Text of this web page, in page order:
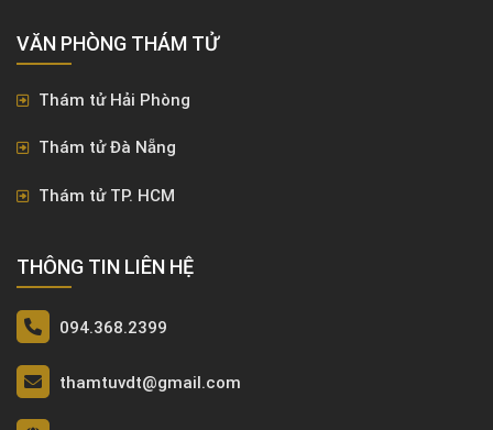
VĂN PHÒNG ​THÁM TỬ
Thám tử Hải Phòng
Thám tử Đà Nẵng
Thám tử TP. HCM
THÔNG TIN LIÊN HỆ
094.368.2399
thamtuvdt@gmail.com